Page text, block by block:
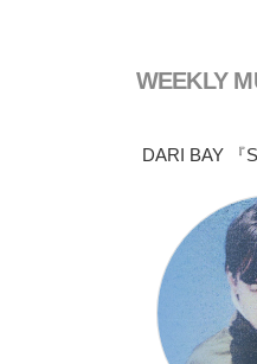
WEEKLY
DARI BAY 『